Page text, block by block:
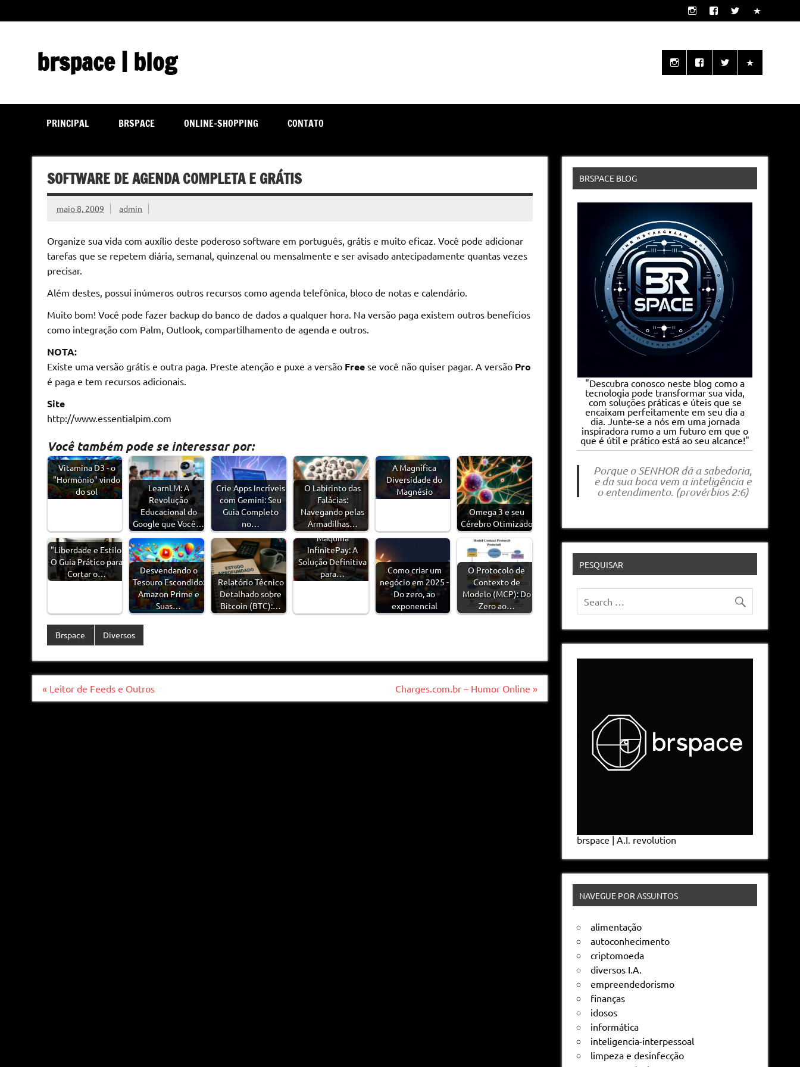
content
brspace | blog
PRINCIPAL BRSPACE ONLINE-SHOPPING CONTATO
SOFTWARE DE AGENDA COMPLETA E GRÁTIS
maio 8, 2009 admin
Organize sua vida com auxílio deste poderoso software em português, grátis e muito eficaz. Você pode adicionar
tarefas que se repetem diária, semanal, quinzenal ou mensalmente e ser avisado antecipadamente quantas vezes
precisar.
Além destes, possui inúmeros outros recursos como agenda telefônica, bloco de notas e calendário.
Muito bom! Você pode fazer backup do banco de dados a qualquer hora. Na versão paga existem outros benefícios
como integração com Palm, Outlook, compartilhamento de agenda e outros.
NOTA:
Existe uma versão grátis e outra paga. Preste atenção e puxe a versão Freese você não quiser pagar. A versão Pro
é paga e tem recursos adicionais.
Site
http://www.essentialpim.com
Você também pode se interessar por:
Vitamina D3 - o
"Hormônio" vindo
do sol
LearnLM: A
Revolução
Educacional do
Google que Você…
Crie Apps Incríveis
com Gemini: Seu
Guia Completo
no…
O Labirinto das
Falácias:
Navegando pelas
Armadilhas…
A Magnífica
Diversidade do
Magnésio
Omega 3 e seu
Cérebro Otimizado
"Liberdade e Estilo:
O Guia Prático para
Cortar o…
Desvendando o
Tesouro Escondido:
Amazon Prime e
Suas…
Relatório Técnico
Detalhado sobre
Bitcoin (BTC):…
Máquina
InfinitePay: A
Solução Definitiva
para…
Como criar um
negócio em 2025 -
Do zero, ao
exponencial
O Protocolo de
Contexto de
Modelo (MCP): Do
Zero ao…
Brspace Diversos
Navegação
Post
« Leitor de Feeds e Outros Charges.com.br – Humor Online »
BRSPACE BLOG
"Descubra conosco neste blog como a
tecnologia pode transformar sua vida,
com soluções práticas e úteis que se
encaixam perfeitamente em seu dia a
dia. Junte-se a nós em uma jornada
inspiradora rumo a um futuro em que o
que é útil e prático está ao seu alcance!"
Porque o SENHOR dá a sabedoria,
e da sua boca vem a inteligência e
o entendimento. (provérbios 2:6)
PESQUISAR
brspace | A.I. revolution
NAVEGUE POR ASSUNTOS
alimentação
autoconhecimento
criptomoeda
diversos I.A.
empreendedorismo
finanças
idosos
informática
inteligencia-interpessoal
limpeza e desinfecção